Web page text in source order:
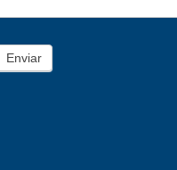
Enviar